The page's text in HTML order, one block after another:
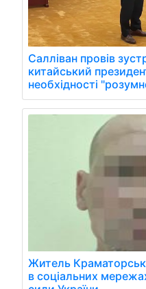
Салліван провів
китайський
необхідності
Житель
в соціальних